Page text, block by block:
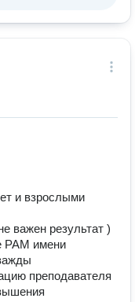
и взрослыми
важен результат )
РАМ имени
преподавателя